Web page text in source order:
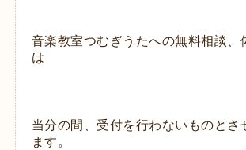
音楽教室つむぎうたへの無料相談、
は
当分の間、受付を行わないものとさ
ます。